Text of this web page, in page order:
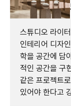
스튜디오 라이
인테리어 디자
학을 공간에 담
적인 공간을 구
같은 프로젝트
있어야 한다고